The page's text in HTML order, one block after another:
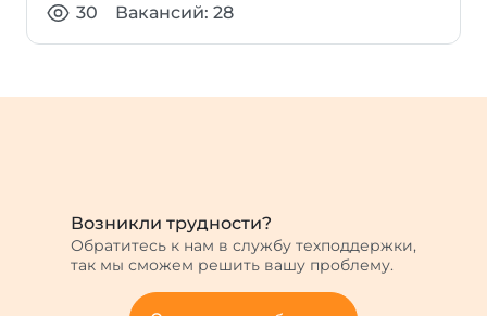
30 Вакансий: 28
Возникли трудности?
Обратитесь к нам в службу техподдержки,
так мы сможем решить вашу проблему.